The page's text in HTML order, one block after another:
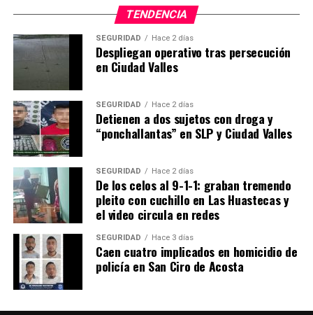
TENDENCIA
SEGURIDAD Hace 2 días
Despliegan operativo tras persecución
en Ciudad Valles
SEGURIDAD Hace 2 días
Detienen a dos sujetos con droga y
“ponchallantas” en SLP y Ciudad Valles
SEGURIDAD Hace 2 días
De los celos al 9-1-1: graban tremendo
pleito con cuchillo en Las Huastecas y
el video circula en redes
SEGURIDAD Hace 3 días
Caen cuatro implicados en homicidio de
policía en San Ciro de Acosta